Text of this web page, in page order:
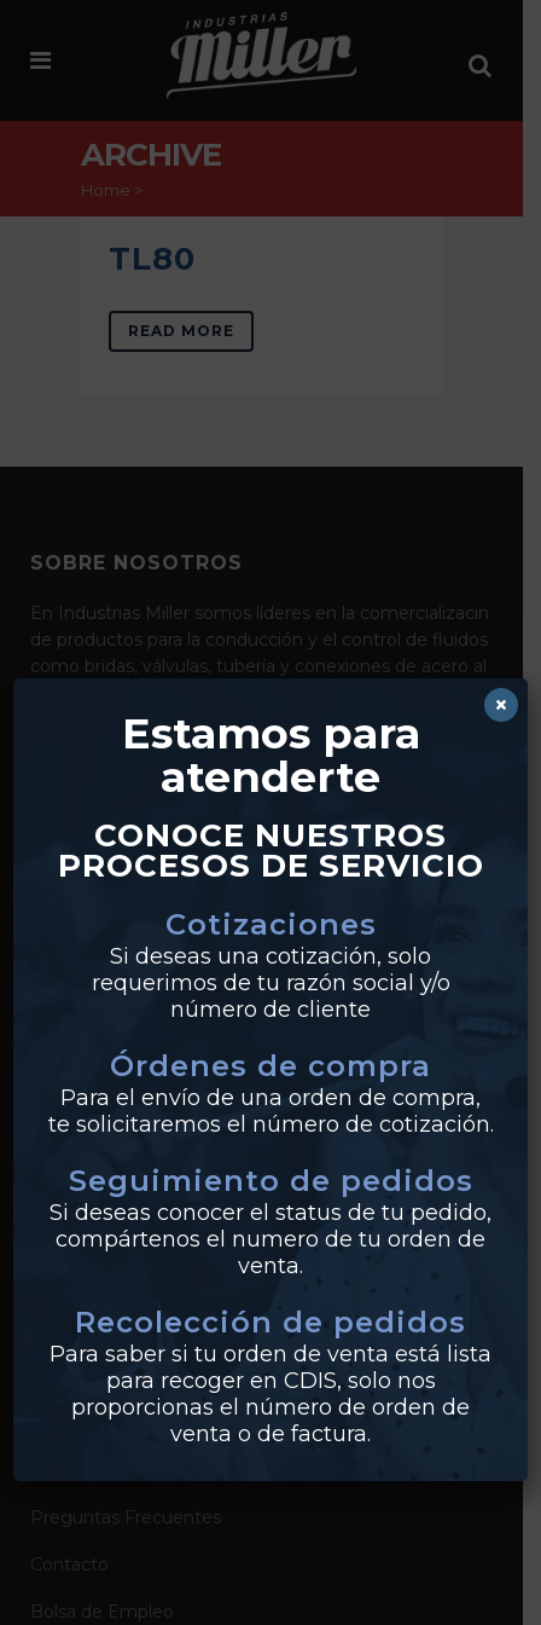
ARCHIVE
Home >
TL80
READ MORE
SOBRE NOSOTROS
En Industrias Miller somos líderes en la comercializacin
de productos para la conducción y el control de fluidos
como bridas, válvulas, tubería y conexiones de acero al
nuestros centros en Monterrey y Guadalajara,
realizamos envíos a clientes en todo México.
PRODUCTOS
Bridas
Conexiones
EMPRESA
Sobre Industrias Miller
Certificados de Productos
Preguntas Frecuentes
Contacto
Bolsa de Empleo
Estamos para
atenderte
CONOCE NUESTROS
PROCESOS DE SERVICIO
Cotizaciones
Si deseas una cotización, solo
requerimos de tu razón social y/o
número de cliente
Órdenes de compra
Para el envío de una orden de compra,
te solicitaremos el número de cotización.
Seguimiento de pedidos
Si deseas conocer el status de tu pedido,
compártenos el numero de tu orden de
venta.
Recolección de pedidos
Para saber si tu orden de venta está lista
para recoger en CDIS, solo nos
proporcionas el número de orden de
venta o de factura.
×